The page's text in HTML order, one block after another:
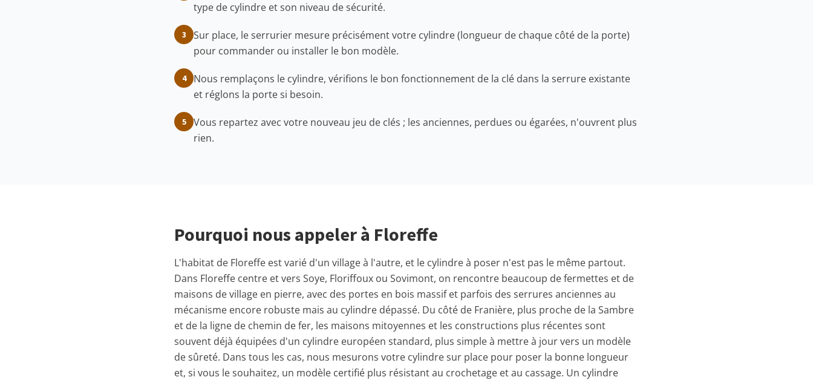
type de cylindre et son niveau de sécurité.
3
Sur place, le serrurier mesure précisément votre cylindre (longueur de chaque côté de la porte)
pour commander ou installer le bon modèle.
4
Nous remplaçons le cylindre, vérifions le bon fonctionnement de la clé dans la serrure existante
et réglons la porte si besoin.
5
Vous repartez avec votre nouveau jeu de clés ; les anciennes, perdues ou égarées, n'ouvrent plus
rien.
Pourquoi nous appeler à Floreffe
L'habitat de Floreffe est varié d'un village à l'autre, et le cylindre à poser n'est pas le même partout.
Dans Floreffe centre et vers Soye, Floriffoux ou Sovimont, on rencontre beaucoup de fermettes et de
maisons de village en pierre, avec des portes en bois massif et parfois des serrures anciennes au
mécanisme encore robuste mais au cylindre dépassé. Du côté de Franière, plus proche de la Sambre
et de la ligne de chemin de fer, les maisons mitoyennes et les constructions plus récentes sont
souvent déjà équipées d'un cylindre européen standard, plus simple à mettre à jour vers un modèle
de sûreté. Dans tous les cas, nous mesurons votre cylindre sur place pour poser la bonne longueur
et, si vous le souhaitez, un modèle certifié plus résistant au crochetage et au cassage. Un cylindre